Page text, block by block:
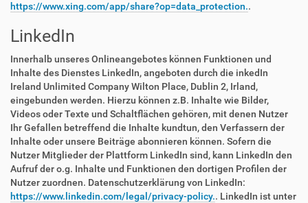
https://www.xing.com/app/share?op=data_protection..
LinkedIn
Innerhalb unseres Onlineangebotes können Funktionen und
Inhalte des Dienstes LinkedIn, angeboten durch die inkedIn
Ireland Unlimited Company Wilton Place, Dublin 2, Irland,
eingebunden werden. Hierzu können z.B. Inhalte wie Bilder,
Videos oder Texte und Schaltflächen gehören, mit denen Nutzer
Ihr Gefallen betreffend die Inhalte kundtun, den Verfassern der
Inhalte oder unsere Beiträge abonnieren können. Sofern die
Nutzer Mitglieder der Plattform LinkedIn sind, kann LinkedIn den
Aufruf der o.g. Inhalte und Funktionen den dortigen Profilen der
Nutzer zuordnen. Datenschutzerklärung von LinkedIn:
https://www.linkedin.com/legal/privacy-policy.. LinkedIn ist unter